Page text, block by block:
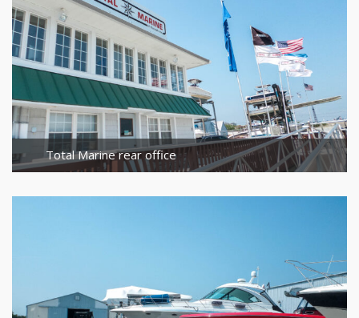
Total Marine rear office